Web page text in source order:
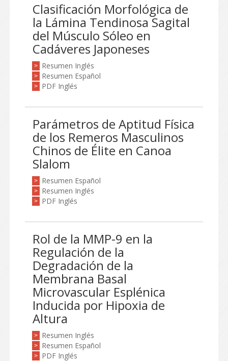
Clasificación Morfológica de
la Lámina Tendinosa Sagital
del Músculo Sóleo en
Cadáveres Japoneses
> Resumen Inglés
> Resumen Español
> PDF Inglés
Parámetros de Aptitud Física
de los Remeros Masculinos
Chinos de Élite en Canoa
Slalom
> Resumen Español
> Resumen Inglés
> PDF Inglés
Rol de la MMP-9 en la
Regulación de la
Degradación de la
Membrana Basal
Microvascular Esplénica
Inducida por Hipoxia de
Altura
> Resumen Inglés
> Resumen Español
> PDF Inglés